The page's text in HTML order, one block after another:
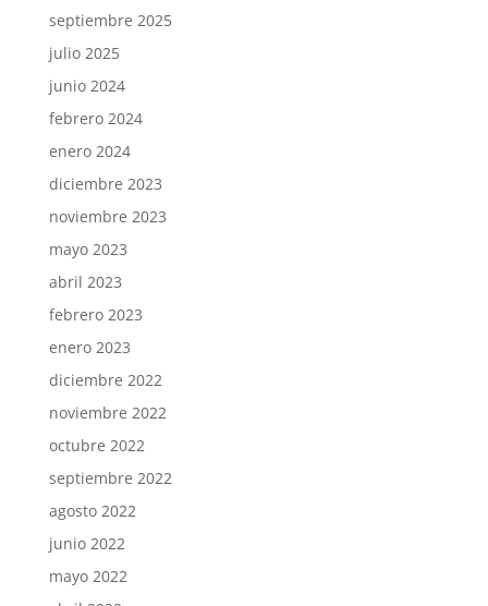
septiembre 2025
julio 2025
junio 2024
febrero 2024
enero 2024
diciembre 2023
noviembre 2023
mayo 2023
abril 2023
febrero 2023
enero 2023
diciembre 2022
noviembre 2022
octubre 2022
septiembre 2022
agosto 2022
junio 2022
mayo 2022